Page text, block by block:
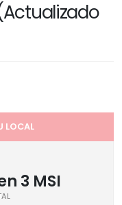
LOCAL
3 MSI